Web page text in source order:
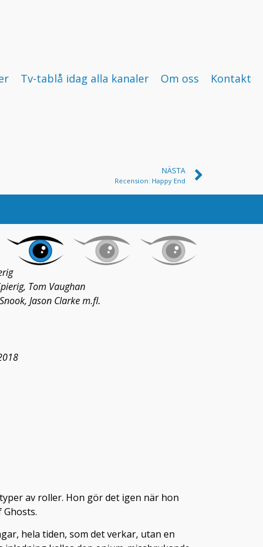
Tv-tablå idag alla kanaler Om oss Kontakt
NÄSTA
Recension: Happy End
Tom Vaughan
Jason Clarke m.fl.
av roller. Hon gör det igen när hon
hela tiden, som det verkar, utan en